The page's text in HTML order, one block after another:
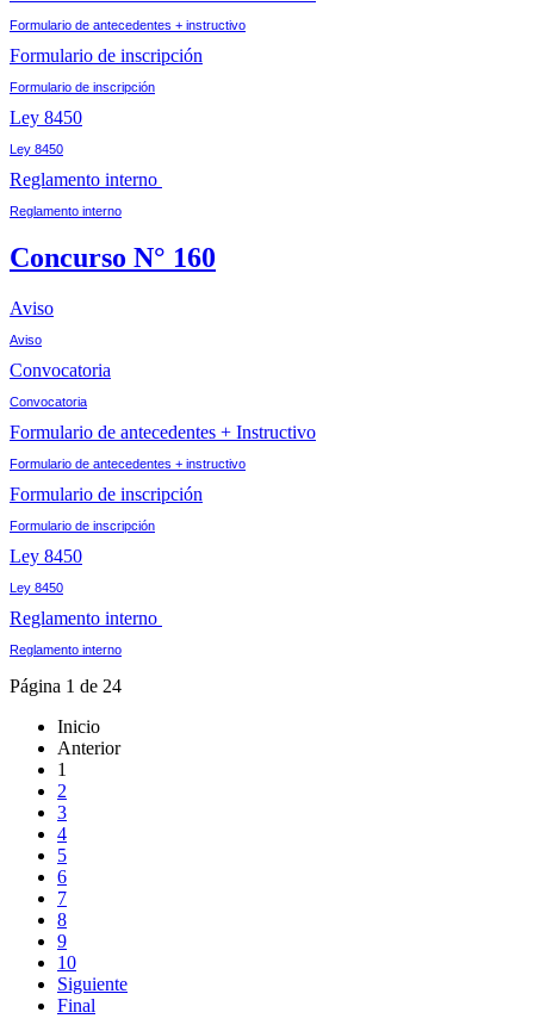
Formulario de antecedentes + instructivo
Formulario de inscripción
Formulario de inscripción
Ley 8450
Ley 8450
Reglamento interno
Reglamento interno
Concurso N° 160
Aviso
Aviso
Convocatoria
Convocatoria
Formulario de antecedentes + Instructivo
Formulario de antecedentes + instructivo
Formulario de inscripción
Formulario de inscripción
Ley 8450
Ley 8450
Reglamento interno
Reglamento interno
Página 1 de 24
Inicio
Anterior
1
2
3
4
5
6
7
8
9
10
Siguiente
Final